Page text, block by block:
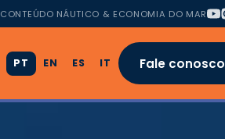
CONTEÚDO NÁUTICO & ECONOMIA DO MAR
PT EN ES IT Fale conosco